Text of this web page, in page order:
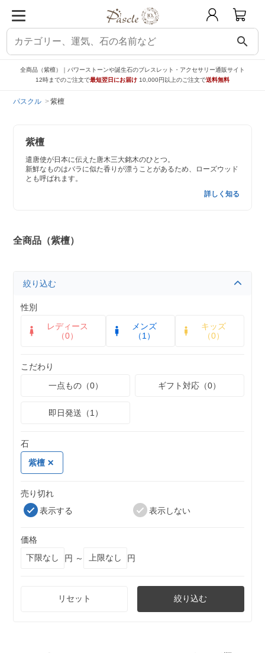
search
全商品（紫檀）｜パワーストーンや誕生石のブレスレット・アクセサリー通販サイト
12時までのご注文で最短翌日にお届け 10,000円以上のご注文で送料無料
パスクル 紫檀
紫檀
遣唐使が日本に伝えた唐木三大銘木のひとつ。
新鮮なものはバラに似た香りが漂うことがあるため、ローズウッド
とも呼ばれます。
詳しく知る
全商品（紫檀）
絞り込む
性別
レディース
（0）
メンズ
（1）
キッズ
（0）
こだわり
一点もの（0）
ギフト対応（0）
即日発送（1）
石
紫檀
売り切れ
表示する
表示しない
価格
円 ～
円
リセット 絞り込む